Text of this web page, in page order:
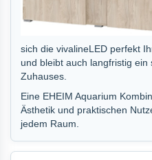
sich die vivalineLED perfekt
und bleibt auch langfristig ein
Zuhauses.
Eine EHEIM Aquarium
Ästhetik und praktischen
jedem Raum.